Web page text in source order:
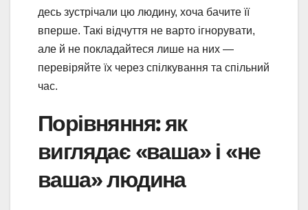
десь зустрічали цю людину, хоча бачите її
вперше. Такі відчуття не варто ігнорувати,
але й не покладайтеся лише на них —
перевіряйте їх через спілкування та спільний
час.
Порівняння: як
виглядає «ваша» і «не
ваша» людина